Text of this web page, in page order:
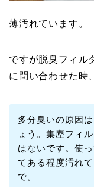
薄汚れています。
ですが脱臭フィル
に問い合わせた時、
多分臭いの原因
ょう。集塵フィ
はないです。使
てある程度汚れ
で。